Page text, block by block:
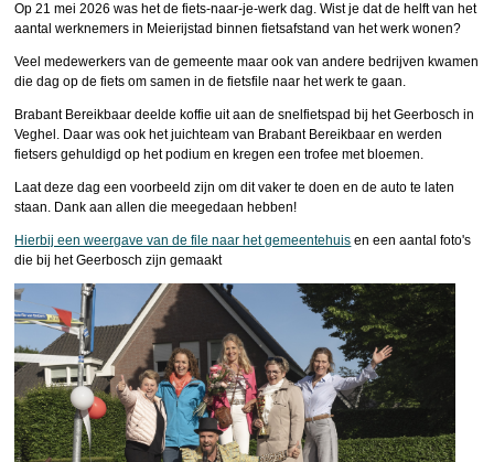
Op 21 mei 2026 was het de fiets-naar-je-werk dag. Wist je dat de helft van het
aantal werknemers in Meierijstad binnen fietsafstand van het werk wonen?
Veel medewerkers van de gemeente maar ook van andere bedrijven kwamen
die dag op de fiets om samen in de fietsfile naar het werk te gaan.
Brabant Bereikbaar deelde koffie uit aan de snelfietspad bij het Geerbosch in
Veghel. Daar was ook het juichteam van Brabant Bereikbaar en werden
fietsers gehuldigd op het podium en kregen een trofee met bloemen.
Laat deze dag een voorbeeld zijn om dit vaker te doen en de auto te laten
staan. Dank aan allen die meegedaan hebben!
Hierbij een weergave van de file naar het gemeentehuis en een aantal foto's
die bij het Geerbosch zijn gemaakt